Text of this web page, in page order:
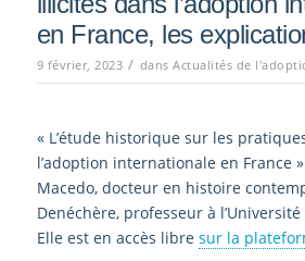
en France, les
9 février, 2023 / dansActualités de
« L’étude historique sur les
l’adoption internationale en France
Macedo, docteur en histoire
Denéchère, professeur à
Elle est en accès libre sur la